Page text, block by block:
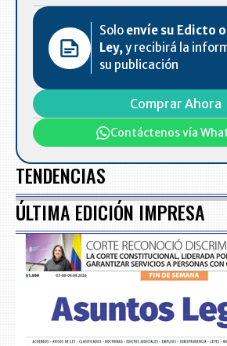
Solo envíe su Edicto
Ley,y recibirá la
su publicación
Comprar Ahora
Contáctenos vía
TENDENCIAS
ÚLTIMA EDICIÓN IMPRESA